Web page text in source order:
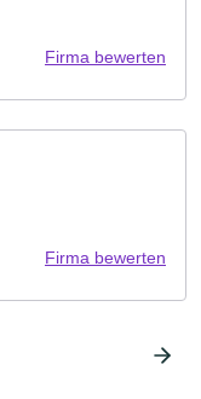
Firma bewerten
Firma bewerten